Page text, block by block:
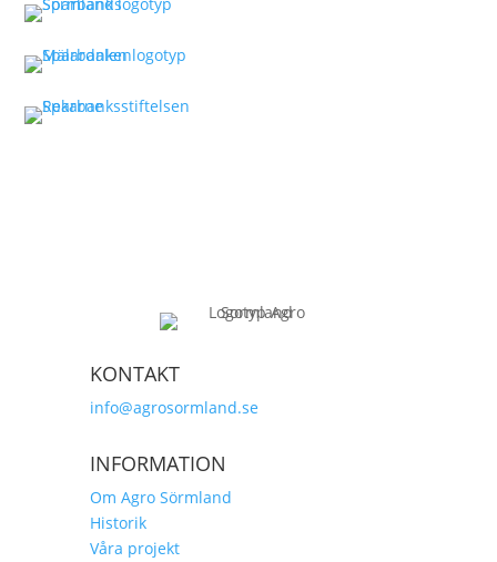
KONTAKT
info@agrosormland.se
INFORMATION
Om Agro Sörmland
Historik
Våra projekt